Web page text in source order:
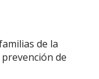
de la
de